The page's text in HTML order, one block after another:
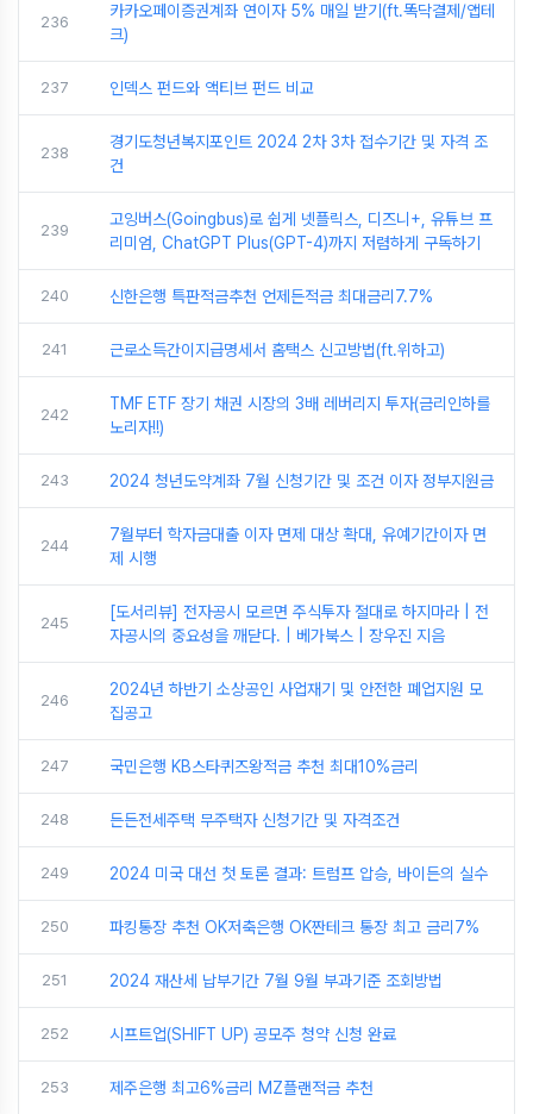
236
카카오페이증권계좌 연이자 5% 매일 받기(ft.똑닥결제/앱테
크)
237 인덱스 펀드와 액티브 펀드 비교
238
경기도청년복지포인트 2024 2차 3차 접수기간 및 자격 조
건
239
고잉버스(Goingbus)로 쉽게 넷플릭스, 디즈니+, 유튜브 프
리미엄, ChatGPT Plus(GPT-4)까지 저렴하게 구독하기
240 신한은행 특판적금추천 언제든적금 최대금리7.7%
241 근로소득간이지급명세서 홈택스 신고방법(ft.위하고)
242
TMF ETF 장기 채권 시장의 3배 레버리지 투자(금리인하를
노리자!!)
243 2024 청년도약계좌 7월 신청기간 및 조건 이자 정부지원금
244
7월부터 학자금대출 이자 면제 대상 확대, 유예기간이자 면
제 시행
245
[도서리뷰] 전자공시 모르면 주식투자 절대로 하지마라 | 전
자공시의 중요성을 깨닫다. | 베가북스 | 장우진 지음
246
2024년 하반기 소상공인 사업재기 및 안전한 폐업지원 모
집공고
247 국민은행 KB스타퀴즈왕적금 추천 최대10%금리
248 든든전세주택 무주택자 신청기간 및 자격조건
249 2024 미국 대선 첫 토론 결과: 트럼프 압승, 바이든의 실수
250 파킹통장 추천 OK저축은행 OK짠테크 통장 최고 금리7%
251 2024 재산세 납부기간 7월 9월 부과기준 조회방법
252 시프트업(SHIFT UP) 공모주 청약 신청 완료
253 제주은행 최고6%금리 MZ플랜적금 추천